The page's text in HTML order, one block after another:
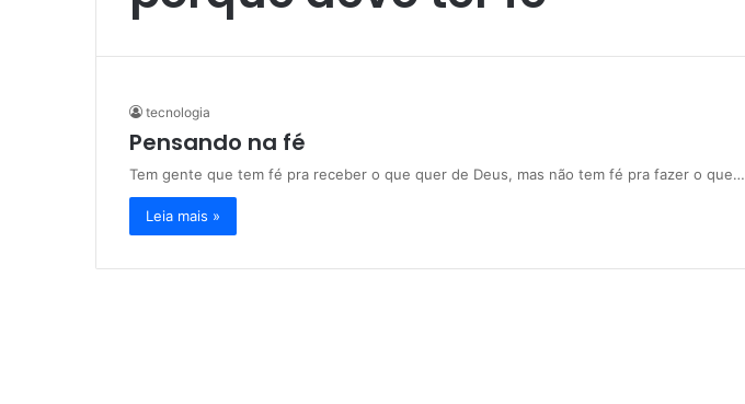
tecnologia
Pensando na fé
Tem gente que tem fé pra receber o que quer de Deus, mas não tem fé pra fazer o que…
Leia mais »